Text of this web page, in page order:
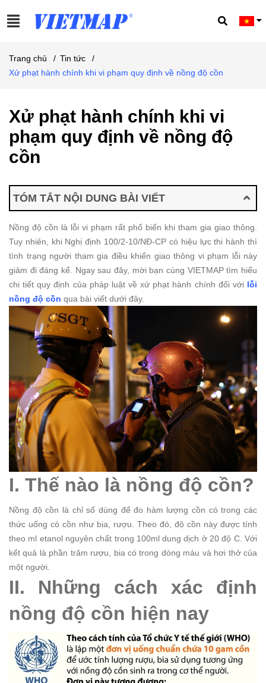
Trang chủ / Tin tức
/
Xử phạt hành chính khi vi phạm quy định về nồng độ cồn
Xử phạt hành chính khi vi
phạm quy định về nồng độ
cồn
TÓM TẮT NỘI DUNG BÀI VIẾT
Nồng độ cồn là lỗi vi phạm rất phổ biến khi tham gia giao thông.
Tuy nhiên, khi Nghị định 100/2-10/NĐ-CP có hiệu lực thi hành thì
tình trạng người tham gia điều khiển giao thông vi phạm lỗi này
giảm đi đáng kể. Ngay sau đây, mời bạn cùng VIETMAP tìm hiểu
chi tiết quy định của pháp luật về xử phạt hành chính đối với lỗi
nồng độ cồn qua bài viết dưới đây.
I. Thế nào là nồng độ cồn?
Nồng độ cồn là chỉ số dùng để đo hàm lượng cồn có trong các
thức uống có cồn như bịa, rượu. Theo đó, độ cồn này được tính
theo ml etanol nguyên chất trong 100ml dung dịch ở 20 độ C. Với
kết quả là phần trăm rượu, bia có trong dòng máu và hơi thở của
một người.
II. Những cách xác định
nồng độ cồn hiện nay